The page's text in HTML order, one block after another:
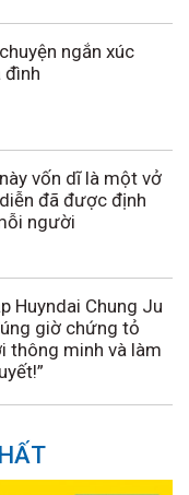
ngắn xúc
đình
vốn dĩ là một vở
đã được định
người
Huyndai Chung Ju
giờ chứng tỏ
thông minh và làm